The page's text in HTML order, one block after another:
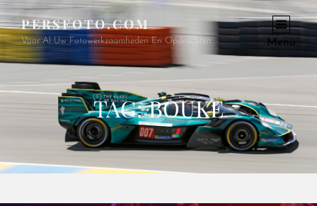
PERSFOTO.COM
Voor Al Uw Fotowerkzaamheden En Opdrachten Menu
TAG:BOUKE